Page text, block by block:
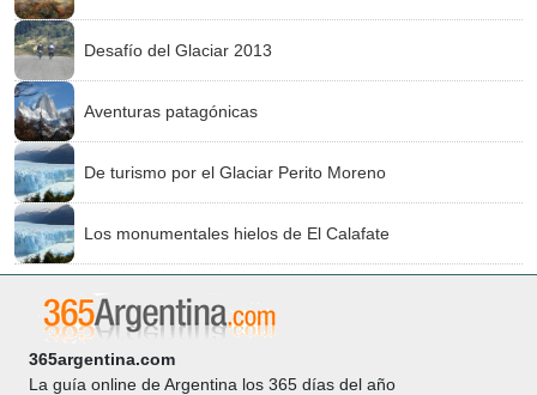
Desafío del Glaciar 2013
Aventuras patagónicas
De turismo por el Glaciar Perito Moreno
Los monumentales hielos de El Calafate
365argentina.com
La guía online de Argentina los 365 días del año